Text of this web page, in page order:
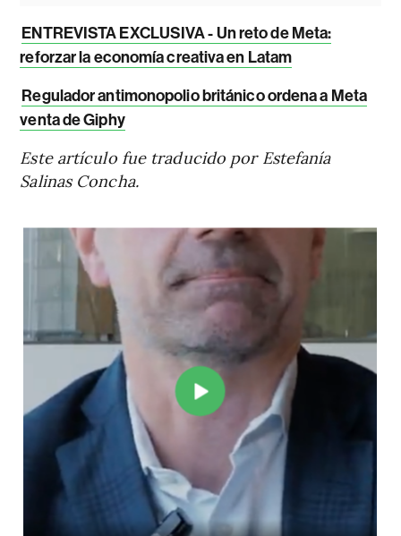
ENTREVISTA EXCLUSIVA - Un reto de Meta:
reforzar la economía creativa en Latam
Regulador antimonopolio británico ordena a Meta
venta de Giphy
Este artículo fue traducido por Estefanía
Salinas Concha.